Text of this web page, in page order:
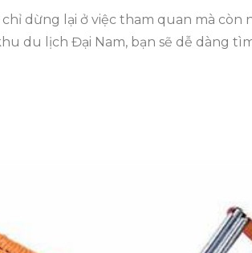
dừng lại ở việc tham quan mà còn
du lịch Đại Nam, bạn sẽ dễ dàng